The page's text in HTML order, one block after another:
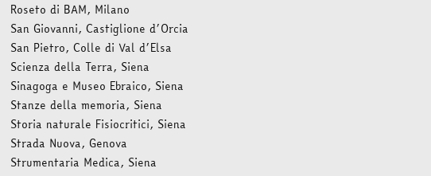
Roseto di BAM, Milano
San Giovanni, Castiglione d’Orcia
San Pietro, Colle di Val d’Elsa
Scienza della Terra, Siena
Sinagoga e Museo Ebraico, Siena
Stanze della memoria, Siena
Storia naturale Fisiocritici, Siena
Strada Nuova, Genova
Strumentaria Medica, Siena